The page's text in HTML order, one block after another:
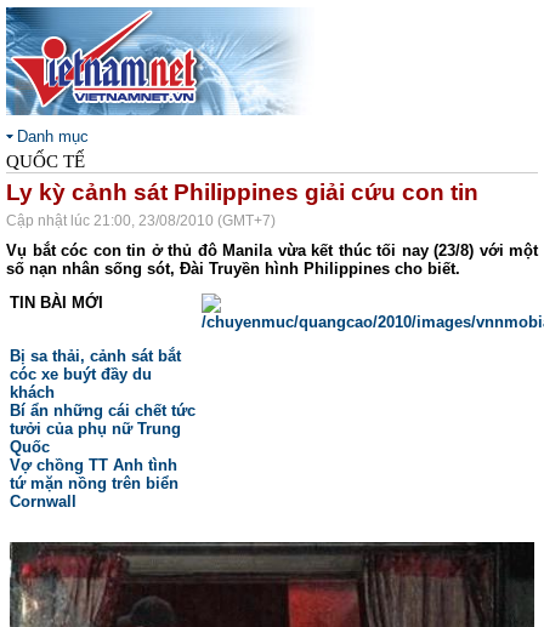
Danh mục
QUỐC TẾ
Ly kỳ cảnh sát Philippines giải cứu con tin
Cập nhật lúc 21:00, 23/08/2010 (GMT+7)
Vụ bắt cóc con tin ở thủ đô Manila vừa kết thúc tối nay (23/8) với một
số nạn nhân sống sót, Đài Truyền hình Philippines cho biết.
TIN BÀI MỚI
Bị sa thải, cảnh sát bắt
cóc xe buýt đầy du
khách
Bí ẩn những cái chết tức
tưởi của phụ nữ Trung
Quốc
Vợ chồng TT Anh tình
tứ mặn nồng trên biển
Cornwall